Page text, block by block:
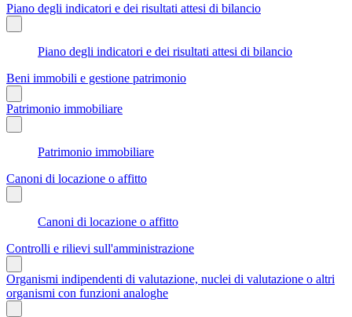
Piano degli indicatori e dei risultati attesi di bilancio
Piano degli indicatori e dei risultati attesi di bilancio
Beni immobili e gestione patrimonio
Patrimonio immobiliare
Patrimonio immobiliare
Canoni di locazione o affitto
Canoni di locazione o affitto
Controlli e rilievi sull'amministrazione
Organismi indipendenti di valutazione, nuclei di valutazione o altri
organismi con funzioni analoghe